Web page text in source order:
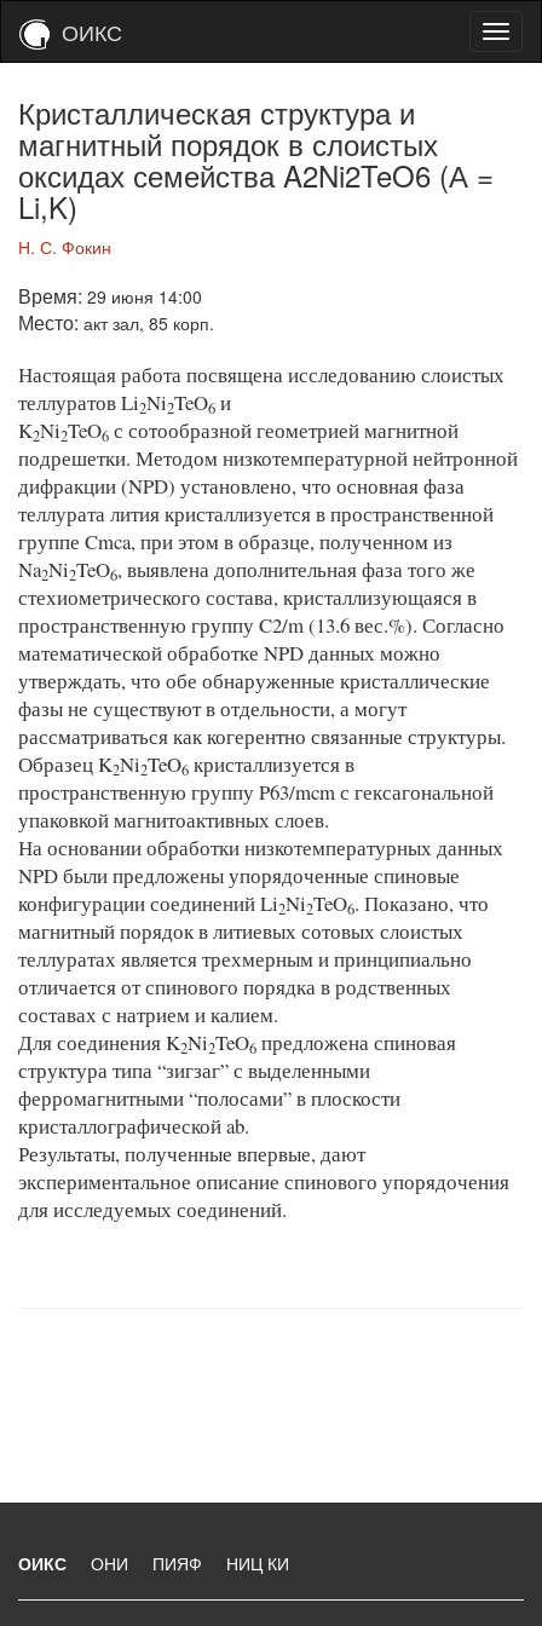
ОИКС
Кристаллическая структура и
магнитный порядок в слоистых
оксидах семейства A2Ni2TeO6 (А =
Li,K)
Н. С. Фокин
Время: 29 июня 14:00
Место: акт зал, 85 корп.
Настоящая работа посвящена исследованию слоистых
теллуратов Li2Ni2TeO6 и
K2Ni2TeO6 с сотообразной геометрией магнитной
подрешетки. Методом низкотемпературной нейтронной
дифракции (NPD) установлено, что основная фаза
теллурата лития кристаллизуется в пространственной
группе Cmca, при этом в образце, полученном из
Na2Ni2TeO6, выявлена дополнительная фаза того же
стехиометрического состава, кристаллизующаяся в
пространственную группу C2/m (13.6 вес.%). Согласно
математической обработке NPD данных можно
утверждать, что обе обнаруженные кристаллические
фазы не существуют в отдельности, а могут
рассматриваться как когерентно связанные структуры.
Образец K2Ni2TeO6 кристаллизуется в
пространственную группу P63/mcm с гексагональной
упаковкой магнитоактивных слоев.
На основании обработки низкотемпературных данных
NPD были предложены упорядоченные спиновые
конфигурации соединений Li2Ni2TeO6. Показано, что
магнитный порядок в литиевых сотовых слоистых
теллуратах является трехмерным и принципиально
отличается от спинового порядка в родственных
составах с натрием и калием.
Для соединения K2Ni2TeO6 предложена спиновая
структура типа “зигзаг” с выделенными
ферромагнитными “полосами” в плоскости
кристаллографической ab.
Результаты, полученные впервые, дают
экспериментальное описание спинового упорядочения
для исследуемых соединений.
ОИКС ОНИ ПИЯФ НИЦ КИ